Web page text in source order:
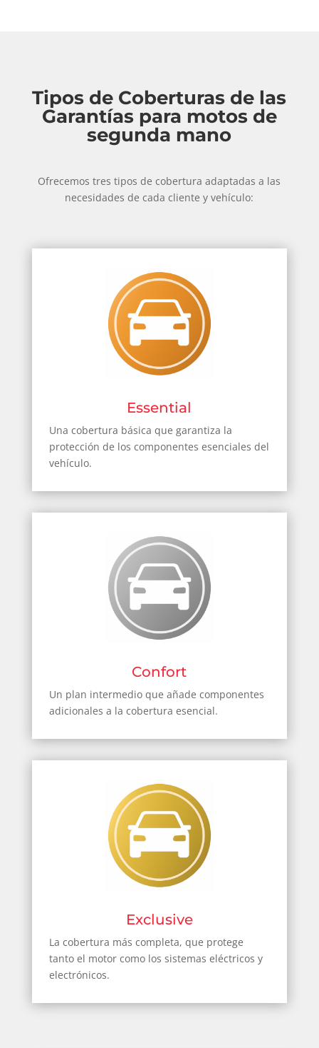
Tipos de Coberturas de las
Garantías para motos de
segunda mano
Ofrecemos tres tipos de cobertura adaptadas a las
necesidades de cada cliente y vehículo:
Essential
Una cobertura básica que garantiza la
protección de los componentes esenciales del
vehículo.
Confort
Un plan intermedio que añade componentes
adicionales a la cobertura esencial.
Exclusive
La cobertura más completa, que protege
tanto el motor como los sistemas eléctricos y
electrónicos.